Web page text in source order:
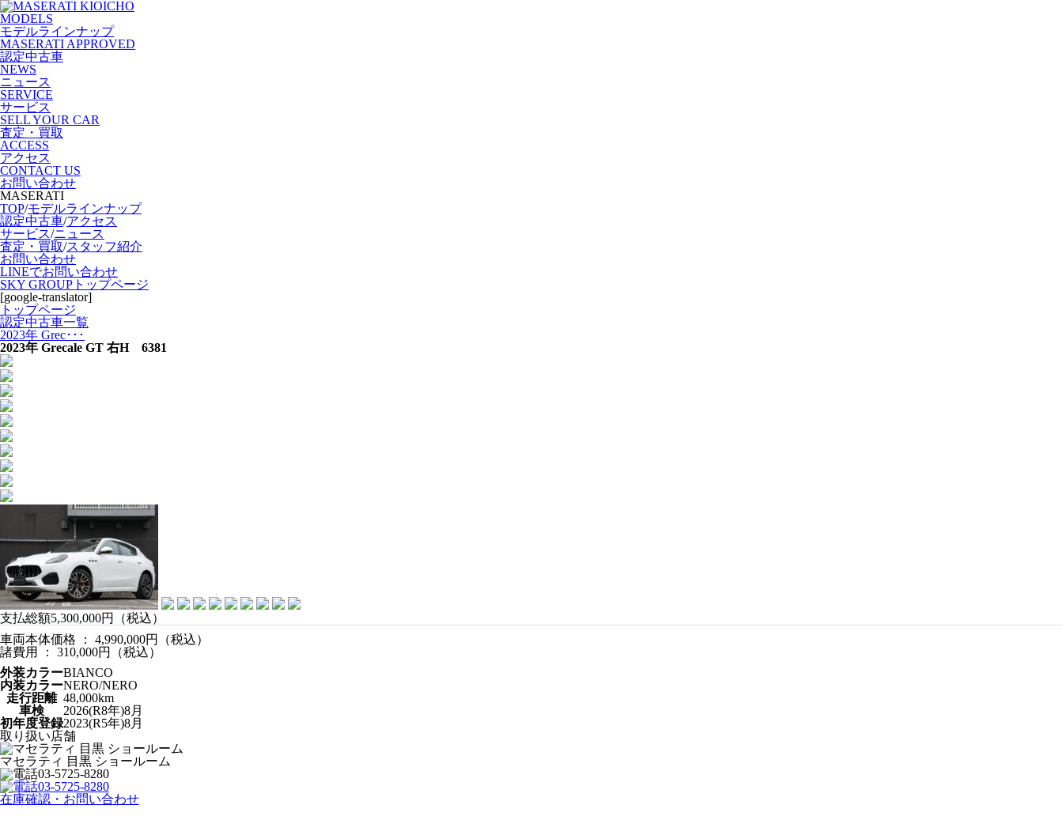
MODELS
モデルラインナップ
MASERATI APPROVED
認定中古車
NEWS
ニュース
SERVICE
サービス
SELL YOUR CAR
査定・買取
ACCESS
アクセス
CONTACT US
お問い合わせ
MASERATI
TOP/モデルラインナップ
認定中古車/アクセス
サービス/ニュース
査定・買取/スタッフ紹介
お問い合わせ
LINEでお問い合わせ
SKY GROUPトップページ
[google-translator]
トップページ
認定中古車一覧
2023年 Grec･･･
2023年 Grecale GT 右H 6381
支払総額5,300,000円（税込）
車両本体価格 ： 4,990,000円（税込）
諸費用 ： 310,000円（税込）
外装カラーBIANCO
内装カラーNERO/NERO
走行距離 48,000km
車検
2026(R8年)8月
初年度登録2023(R5年)8月
取り扱い店舗
マセラティ 目黒 ショールーム
03-5725-8280
03-5725-8280
在庫確認・お問い合わせ